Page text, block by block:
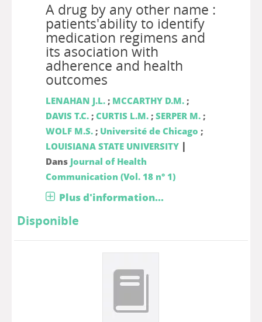
A drug by any other name :
patients'ability to identify
medication regimens and
its asociation with
adherence and health
outcomes
LENAHAN J.L.; MCCARTHY D.M.;
DAVIS T.C.; CURTIS L.M.; SERPER M.;
WOLF M.S.; Université de Chicago ;
LOUISIANA STATE UNIVERSITY |
Dans Journal of Health
Communication (Vol. 18 n° 1)
Plus d'information...
Disponible